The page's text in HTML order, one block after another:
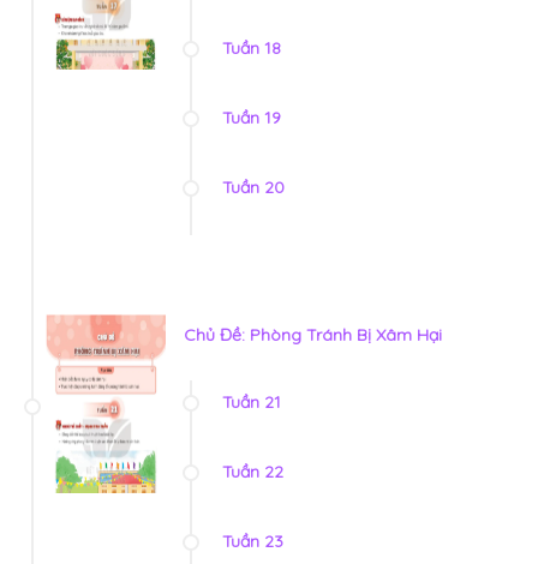
Tuần 18
Tuần 19
Tuần 20
Chủ Đề: Phòng Tránh Bị Xâm Hại
Tuần 21
Tuần 22
Tuần 23